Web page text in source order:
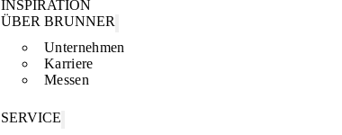
INSPIRATION
ÜBER BRUNNER
Unternehmen
Karriere
Messen
SERVICE